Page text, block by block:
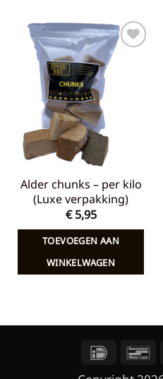
Toevoegen
verlanglijst
Alder chunks – per kilo
(Luxe verpakking)
€5,95
TOEVOEGEN AAN
WINKELWAGEN
IDeal